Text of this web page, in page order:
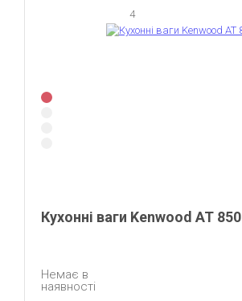
4
Кухонні ваги Kenwood AT 850
Немає в
наявності